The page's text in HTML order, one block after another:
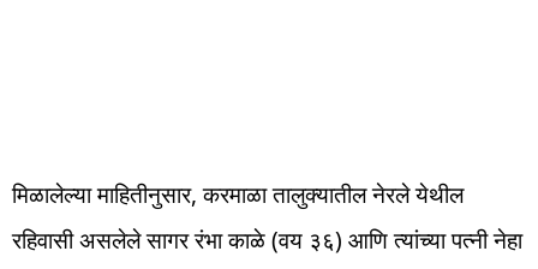
मिळालेल्या माहितीनुसार, करमाळा तालुक्यातील नेरले येथील
रहिवासी असलेले सागर रंभा काळे (वय ३६) आणि त्यांच्या पत्नी नेहा